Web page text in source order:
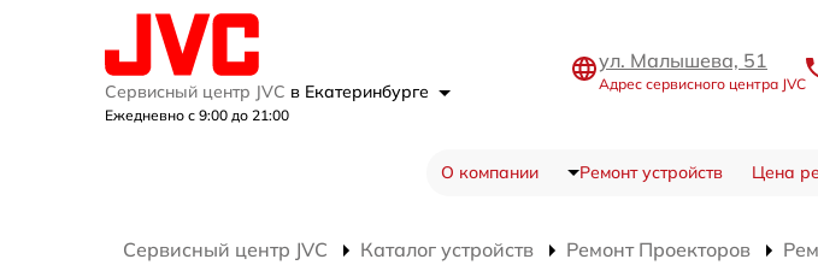
Сервисный центр JVC в Екатеринбурге
Ежедневно с 9:00 до 21:00
ул. Малышева, 51
Адрес сервисного центра JVC
О компании Ремонт устройств Цена
Сервисный центр JVC Каталог устройств Ремонт Проекторов